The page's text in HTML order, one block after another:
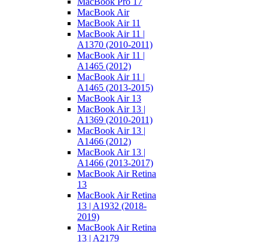
MacBook Air
MacBook Air 11
MacBook Air 11 |
A1370 (2010-2011)
MacBook Air 11 |
A1465 (2012)
MacBook Air 11 |
A1465 (2013-2015)
MacBook Air 13
MacBook Air 13 |
A1369 (2010-2011)
MacBook Air 13 |
A1466 (2012)
MacBook Air 13 |
A1466 (2013-2017)
MacBook Air Retina
13
MacBook Air Retina
13 | A1932 (2018-
2019)
MacBook Air Retina
13 | A2179